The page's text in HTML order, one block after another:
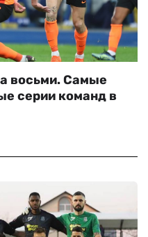
восьми. Самые
серии команд в